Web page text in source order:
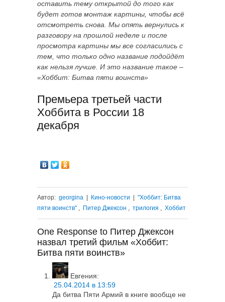
оставить тему открытой до того как
будет готов монтаж картины, чтобы всё
отсмотреть снова. Мы опять вернулись к
разговору на прошлой неделе и после
просмотра картины мы все согласились с
тем, что только одно название подойдёт
как нельзя лучше. И это название такое –
«Хоббит: Битва пяти воинств»
Премьера третьей части
Хоббита в России 18
декабря
Автор: georgina Кино-новости
"Хоббит: Битва
пяти воинств" , Питер Джексон , трилогия , Хоббит
One Response to Питер Джексон
назвал третий фильм «Хоббит:
Битва пяти воинств»
Евгения:
25.04.2014 в 13:59
Да битва Пяти Армий в книге вообще не